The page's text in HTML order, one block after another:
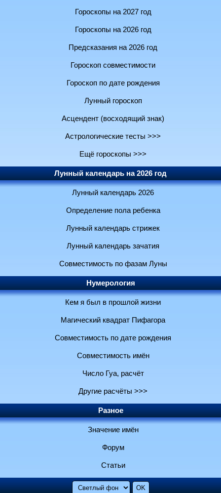
Гороскопы на 2027 год
Гороскопы на 2026 год
Предсказания на 2026 год
Гороскоп совместимости
Гороскоп по дате рождения
Лунный гороскоп
Асцендент (восходящий знак)
Астрологические тесты >>>
Ещё гороскопы >>>
Лунный календарь на 2026 год
Лунный календарь 2026
Определение пола ребенка
Лунный календарь стрижек
Лунный календарь зачатия
Совместимость по фазам Луны
Нумерология
Кем я был в прошлой жизни
Магический квадрат Пифагора
Совместимость по дате рождения
Совместимость имён
Число Гуа, расчёт
Другие расчёты >>>
Разное
Значение имён
Форум
Статьи